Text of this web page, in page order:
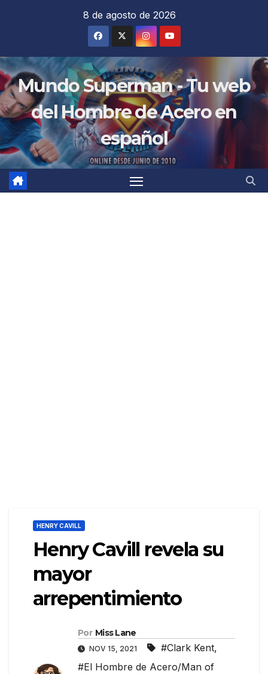
8 de agosto de 2026
Mundo Superman - Tu web
del Hombre de Acero en
español
HENRY CAVILL
Henry Cavill revela su
mayor
arrepentimiento
Por Miss Lane
NOV 15, 2021 #Clark Kent,
#El Hombre de Acero/Man of